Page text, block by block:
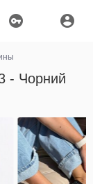
- Чорний